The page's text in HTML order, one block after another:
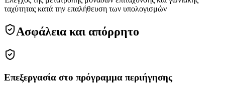
ταχύτητας κατά την επαλήθευση των υπολογισμών
Ασφάλεια και απόρρητο
Επεξεργασία στο πρόγραμμα περιήγησης